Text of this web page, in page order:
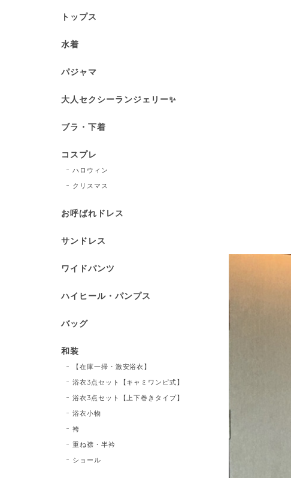
トップス
水着
パジャマ
大人セクシーランジェリー✨
ブラ・下着
コスプレ
ハロウィン
クリスマス
お呼ばれドレス
サンドレス
ワイドパンツ
ハイヒール・パンプス
バッグ
和装
【在庫一掃・激安浴衣】
浴衣3点セット【キャミワンピ式】
浴衣3点セット【上下巻きタイプ】
浴衣小物
袴
重ね襟・半衿
ショール